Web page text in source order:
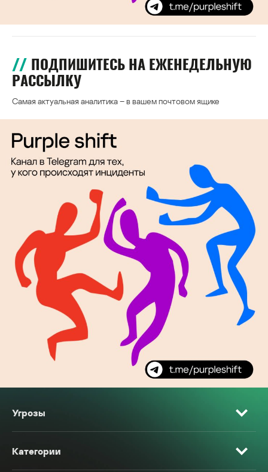
ПОДПИШИТЕСЬ НА ЕЖЕНЕДЕЛЬНУЮ
РАССЫЛКУ
Самая актуальная аналитика – в вашем почтовом ящике
Угрозы
Категории